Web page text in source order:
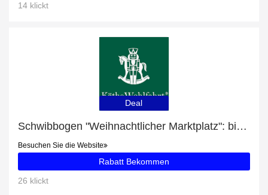
14 klickt
Deal
Schwibbogen "Weihnachtlicher Marktplatz": bis zu 40% Rabatt
Besuchen Sie die Website
Rabatt Bekommen
26 klickt